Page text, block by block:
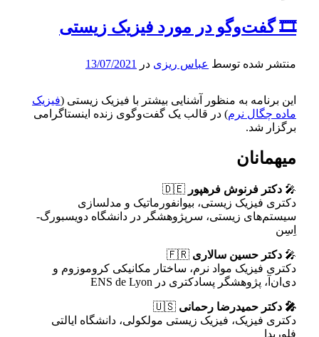
🎞 گفت‌وگو در مورد فیزیک زیستی
منتشر شده توسط عباس ریزی در 13/07/2021
این برنامه به منظور آشنایی بیشتر با فیزیک زیستی (فیزیک
ماده چگال نرم) در قالب یک گفت‌وگوی زنده اینستاگرامی
برگزار شد.
میهمانان
🎤 دکتر فرنوش فرهپور
دکتری فیزیک زیستی، بیوانفورماتیک و مدلسازی
سیستم‌های زیستی، سرپژوهشگر در دانشگاه دویسبورگ-
اِسِن
🎤 دکتر حسین سالاری
دکتری فیزیک مواد نرم، ساختار مکانیکی کروموزوم و
د‌ی‌ان‌آ، پژوهشگر پسادکتری در ENS de Lyon
🎤 دکتر حمیدرضا رحمانی
دکتری فیزیک، فیزیک زیستی مولکولی، دانشگاه ایالتی
فلوریدا